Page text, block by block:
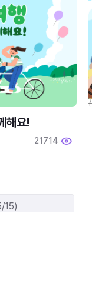
해요!
21714
15)